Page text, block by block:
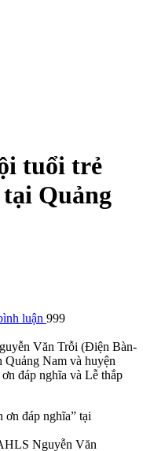
tuổi trẻ
Quảng
luận 999
Văn Trỗi (Điện Bàn-
Nam và huyện
đáp nghĩa và Lễ thắp
Nguyễn Văn